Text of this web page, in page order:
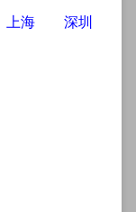
上海
深圳